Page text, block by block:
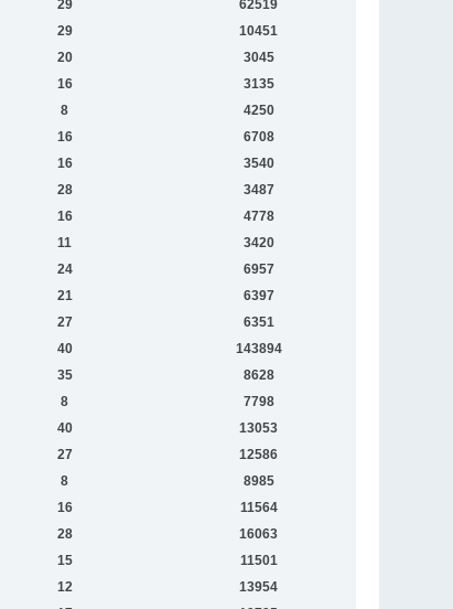
29
62519
29
10451
20
3045
16
3135
8
4250
16
6708
16
3540
28
3487
16
4778
11
3420
24
6957
21
6397
27
6351
40
143894
35
8628
8
7798
40
13053
27
12586
8
8985
16
11564
28
16063
15
11501
12
13954